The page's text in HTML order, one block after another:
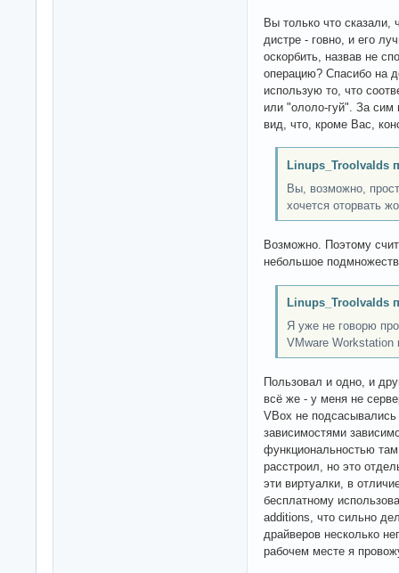
Вы только что
дистре - говно, и его
оскорбить, назвав не
операцию? Спасибо на
использую то, что
или "ололо-гуй". За
вид, что, кроме Вас,
Linups_Troolvalds
Вы, возможно,
хочется оторвать
Возможно. Поэтому
небольшое
Linups_Troolvalds
Я уже не говорю
VMware Workstation
Пользовал и одно, и
всё же - у меня не
VBox не
зависимостями
функциональностью
расстроил, но это
эти виртуалки, в
бесплатному
additions, что сильно
драйверов несколько
рабочем месте я